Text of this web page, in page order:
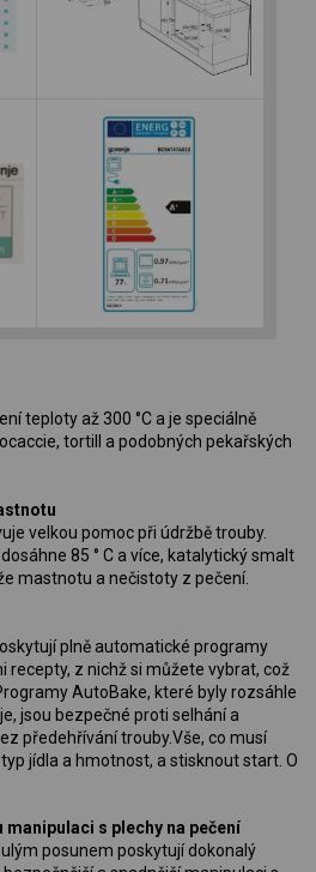
teploty až 300 °C a je speciálně
tortill a podobných pekařských
velkou pomoc při údržbě trouby.
85 ° C a více, katalytický smalt
mastnotu a nečistoty z pečení.
plně automatické programy
recepty, z nichž si můžete vybrat, což
AutoBake, které byly rozsáhle
jsou bezpečné proti selhání a
předehřívání trouby.Vše, co musí
jídla a hmotnost, a stisknout start. O
manipulaci s plechy na pečení
posunem poskytují dokonalý